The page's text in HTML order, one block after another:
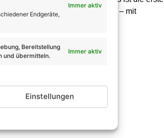
Immer aktiv
Endgeräte,
Bereitstellung
und übermitteln.
Immer aktiv
Einstellungen
Pietro Basile bleibt sich treu – mit
des Lebens.